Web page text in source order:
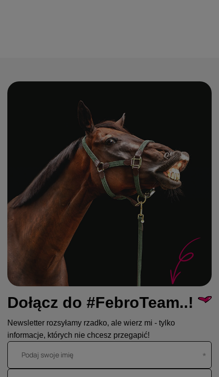
Dołącz do #FebroTeam..!
Newsletter rozsyłamy rzadko, ale wierz mi - tylko
informacje, których nie chcesz przegapić!
Podaj swoje imię